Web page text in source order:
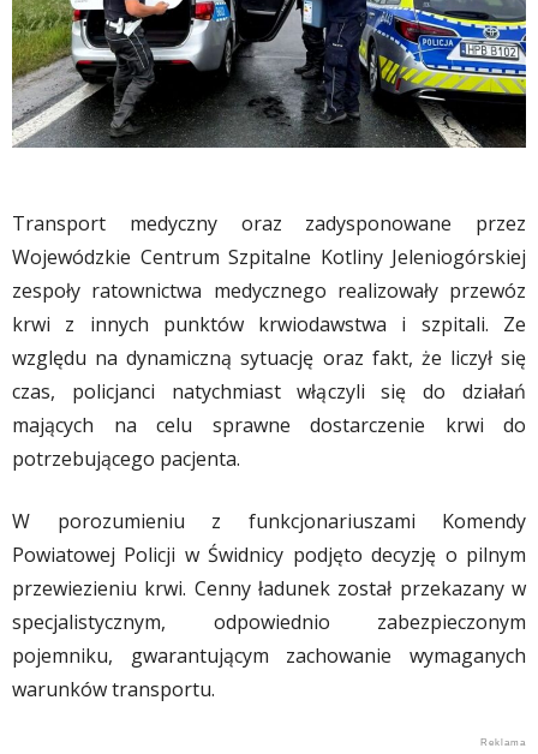
Transport medyczny oraz zadysponowane przez
Wojewódzkie Centrum Szpitalne Kotliny Jeleniogórskiej
zespoły ratownictwa medycznego realizowały przewóz
krwi z innych punktów krwiodawstwa i szpitali. Ze
względu na dynamiczną sytuację oraz fakt, że liczył się
czas, policjanci natychmiast włączyli się do działań
mających na celu sprawne dostarczenie krwi do
potrzebującego pacjenta.
W porozumieniu z funkcjonariuszami Komendy
Powiatowej Policji w Świdnicy podjęto decyzję o pilnym
przewiezieniu krwi. Cenny ładunek został przekazany w
specjalistycznym, odpowiednio zabezpieczonym
pojemniku, gwarantującym zachowanie wymaganych
warunków transportu.